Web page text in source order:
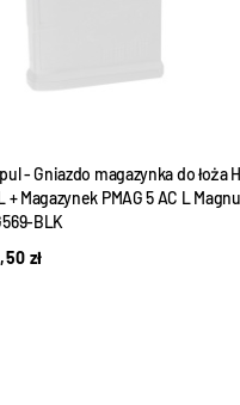
- Gniazdo magazynka do łoża
+ Magazynek PMAG 5 AC L
BLK
zł